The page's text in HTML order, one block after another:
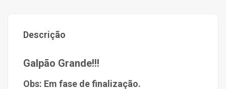
Descrição
Galpão Grande!!!
Obs: Em fase de finalização.